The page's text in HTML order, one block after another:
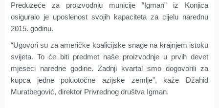
Preduzeće za proizvodnju municije “Igman” iz Konjica
osiguralo je uposlenost svojih kapaciteta za cijelu narednu
2015. godinu.
“Ugovori su za američke koalicijske snage na krajnjem istoku
svijeta. To će biti predmet naše proizvodnje u prvih devet
mjeseci naredne godine. Zadnji kvartal smo dogovorili za
kupca jedne poluotočne azijske zemlje”, kaže Džahid
Muratbegović, direktor Privrednog društva Igman.